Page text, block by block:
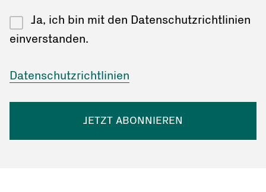
Ja, ich bin mit den Datenschutzrichtlinien
einverstanden.
Datenschutzrichtlinien
JETZT ABONNIEREN